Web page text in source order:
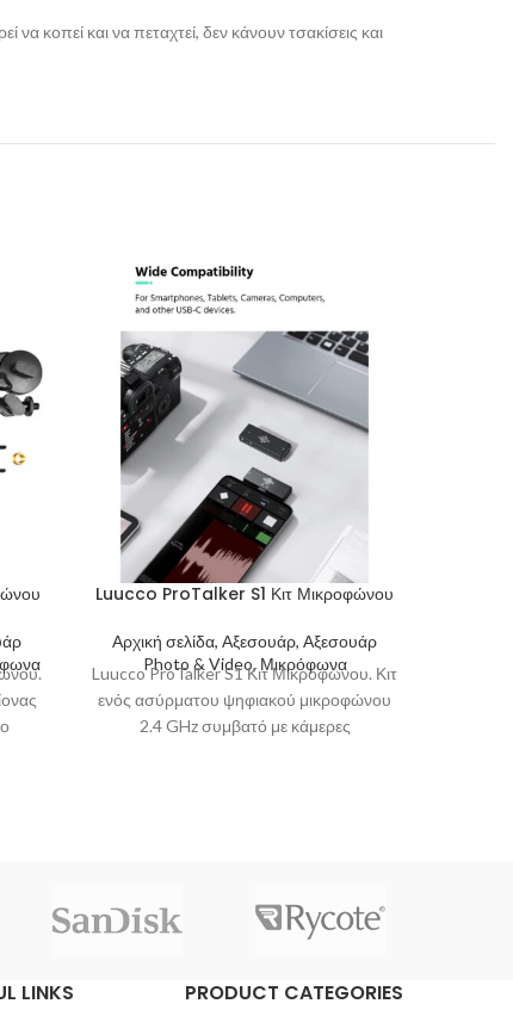
κοπεί και να πεταχτεί, δεν κάνουν τσακίσεις και
Luucco ProTalker S1 Κιτ Μικροφώνου
Αρχική σελίδα, Αξεσουάρ, Αξεσουάρ
Photo & Video, Μικρόφωνα
Luucco ProTalker S1 Κιτ Μικροφώνου. Κιτ
ενός ασύρματου ψηφιακού μικροφώνου
2.4 GHz συμβατό με κάμερες
LINKS PRODUCT CATEGORIES